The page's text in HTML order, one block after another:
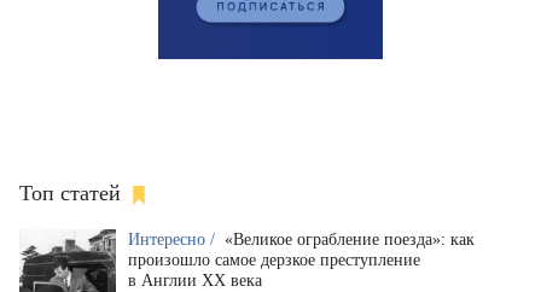
Топ статей
Интересно / «Великое ограбление поезда»: как
произошло самое дерзкое преступление
в Англии XX века